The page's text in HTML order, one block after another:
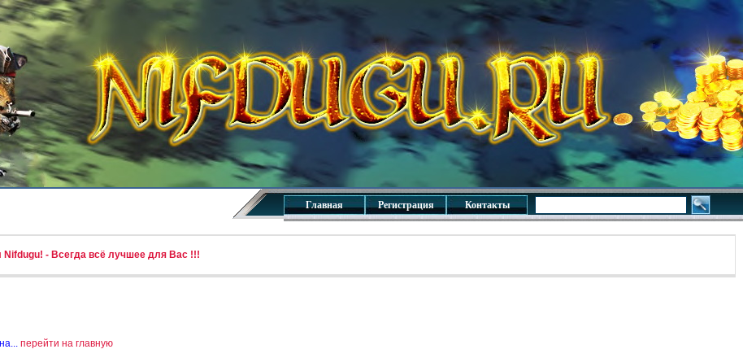
Главная Регистрация Контакты
Nifdugu! - Всегда всё лучшее для Вас !!!
перейти на главную